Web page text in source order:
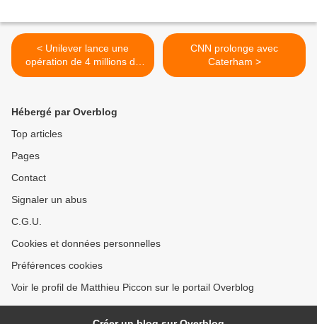
< Unilever lance une
opération de 4 millions de
livres avec Lotus
CNN prolonge avec
Caterham >
Hébergé par Overblog
Top articles
Pages
Contact
Signaler un abus
C.G.U.
Cookies et données personnelles
Préférences cookies
Voir le profil de Matthieu Piccon sur le portail Overblog